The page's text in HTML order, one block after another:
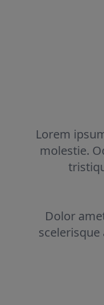
Lorem
molestie.
Dolor